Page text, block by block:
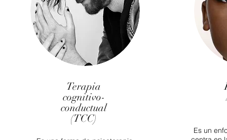
Terapia
cognitivo-
conductual
(TCC)
Es un